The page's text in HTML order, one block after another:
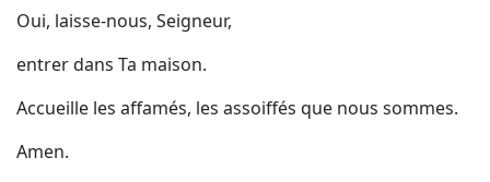
Oui, laisse-nous, Seigneur,
entrer dans Ta maison.
Accueille les affamés, les assoiffés que nous sommes.
Amen.